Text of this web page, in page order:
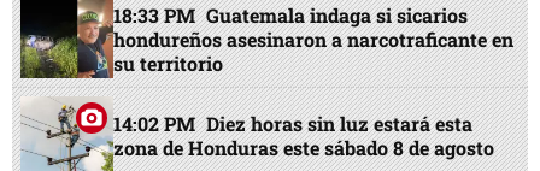
18:33 PM Guatemala indaga si sicarios
hondureños asesinaron a narcotraficante en
su territorio
14:02 PM Diez horas sin luz estará esta
zona de Honduras este sábado 8 de agosto